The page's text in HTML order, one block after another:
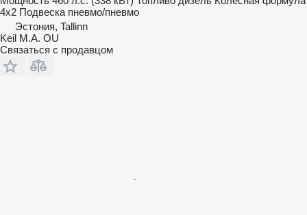
4x2 Подвеска пневмо/пневмо
Эстония, Tallinn
Keil M.A. OU
Связаться с продавцом